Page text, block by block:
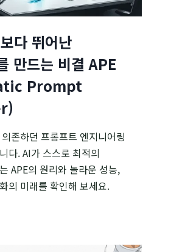
다 뛰어난
만드는 비결 APE
Prompt
존하던 프롬프트 엔지니어링
다. AI가 스스로 최적의
APE의 원리와 놀라운 성능,
의 미래를 확인해 보세요.
난